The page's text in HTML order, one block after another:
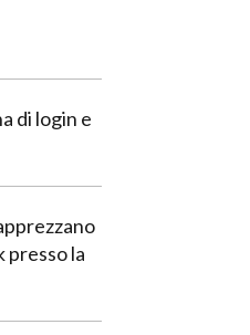
di login e
presso la